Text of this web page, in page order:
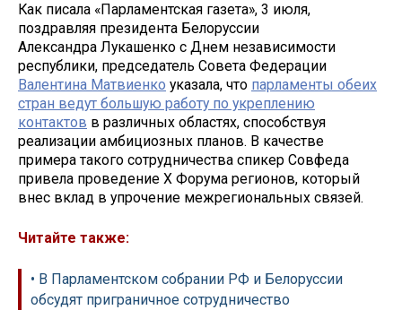
Как писала «Парламентская газета», 3 июля,
поздравляя президента Белоруссии
Александра Лукашенко с Днем независимости
республики, председатель Совета Федерации
Валентина Матвиенко указала, что парламенты обеих
стран ведут большую работу по укреплению
контактов в различных областях, способствуя
реализации амбициозных планов. В качестве
примера такого сотрудничества спикер Совфеда
привела проведение X Форума регионов, который
внес вклад в упрочение межрегиональных связей.
Читайте также:
• В Парламентском собрании РФ и Белоруссии
обсудят приграничное сотрудничество